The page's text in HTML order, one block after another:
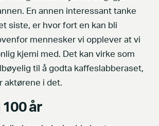
En annen interessant tanke
siste, er hvor fort en kan bli
mennesker vi opplever at vi
kjemi med. Det kan virke som
til å godta kaffeslabberaset,
aktørene i det.
100 år